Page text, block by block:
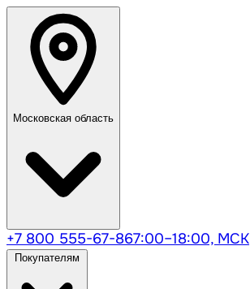
Московская область
+7 800 555-67-867:00–18:00, МСК